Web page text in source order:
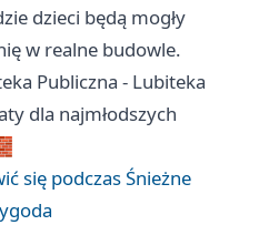
dzieci będą mogły
w realne budowle.
Publiczna - Lubiteka
dla najmłodszych
się podczas Śnieżne